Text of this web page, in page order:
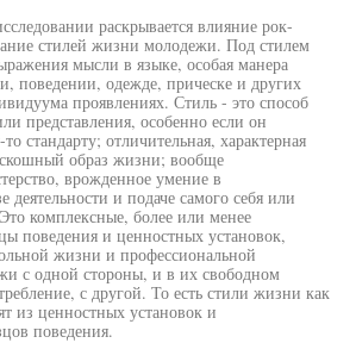
раскрывается влияние рок-
стилей жизни молодежи. Под стилем
мысли в языке, особая манера
поведении, одежде, прическе и других
проявлениях. Стиль - это способ
представления, особенно если он
стандарту; отличительная, характерная
образ жизни; вообще
врожденное умение в
деятельности и подаче самого себя или
комплексные, более или менее
поведения и ценностных установок,
жизни и профессиональной
с одной стороны, и в их свободном
с другой. То есть стили жизни как
из ценностных установок и
поведения.